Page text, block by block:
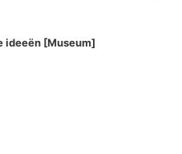
ideeën [Museum]